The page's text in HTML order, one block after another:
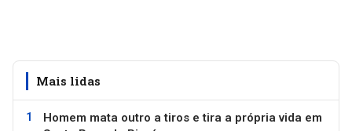
Mais lidas
Homem mata outro a tiros e tira a própria vida em